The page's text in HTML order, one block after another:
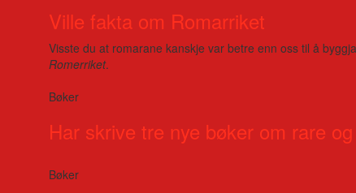
Ville fakta om Romarriket
Visste du at romarane kanskje var betre enn oss til å
Romerriket.
Bøker
Har skrive tre nye bøker om rare
Bøker